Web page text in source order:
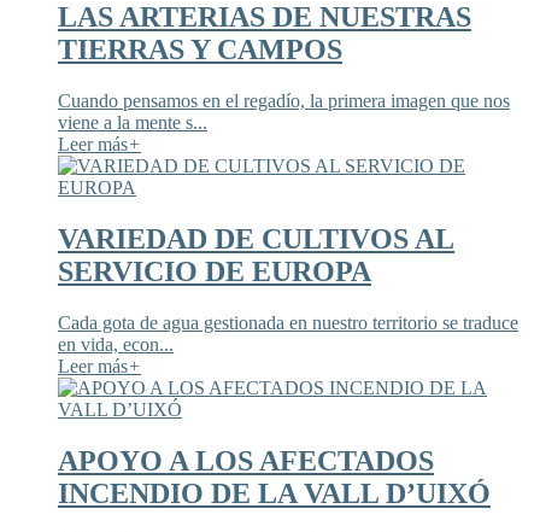
LAS ARTERIAS DE NUESTRAS
TIERRAS Y CAMPOS
Cuando pensamos en el regadío, la primera imagen que nos
viene a la mente s...
Leer más+
VARIEDAD DE CULTIVOS AL
SERVICIO DE EUROPA
Cada gota de agua gestionada en nuestro territorio se traduce
en vida, econ...
Leer más+
APOYO A LOS AFECTADOS
INCENDIO DE LA VALL D’UIXÓ